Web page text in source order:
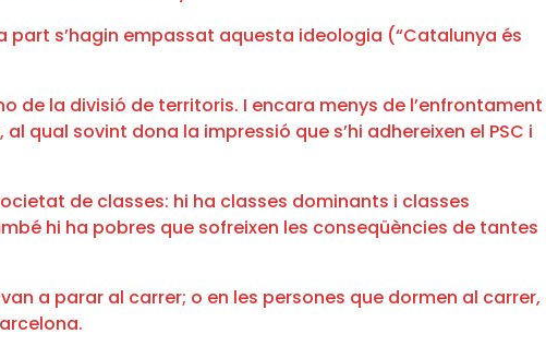
part s’hagin empassat aquesta ideologia (“Catalunya és
de la divisió de territoris. I encara menys de l’enfrontament
qual sovint dona la impressió que s’hi adhereixen el PSC i
de classes: hi ha classes dominants i classes
hi ha pobres que sofreixen les conseqüències de tantes
a parar al carrer; o en les persones que dormen al carrer,